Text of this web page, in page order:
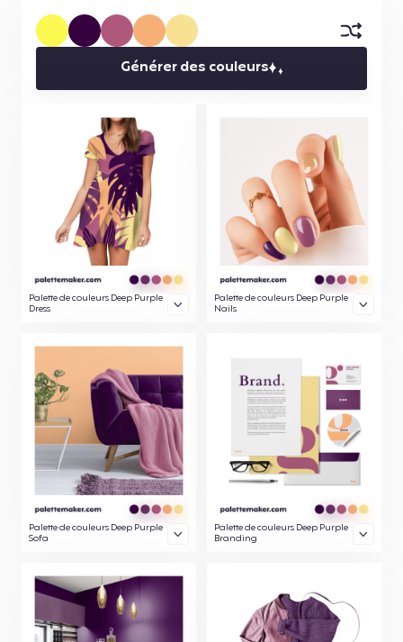
Générer des couleurs
Palette de couleurs Deep Purple
Dress
Palette de couleurs Deep Purple
Nails
Palette de couleurs Deep Purple
Sofa
Palette de couleurs Deep Purple
Branding